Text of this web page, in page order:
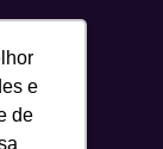
e
de